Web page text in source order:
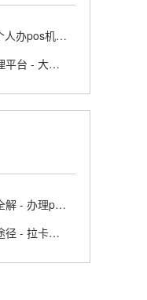
想办个个人POS机好办吗 - 个人办pos机需要什么条件
大连企业POS机领取正规办理平台 - 大连 posco
办理POS机需要提供的资料全解 - 办理pos机要钱吗?
拉卡拉POS机有哪些办理的途径 - 拉卡拉pos机申请流程